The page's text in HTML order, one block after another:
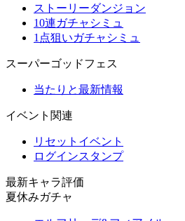
ストーリーダンジョン
10連ガチャシミュ
1点狙いガチャシミュ
スーパーゴッドフェス
当たりと最新情報
イベント関連
リセットイベント
ログインスタンプ
最新キャラ評価
夏休みガチャ